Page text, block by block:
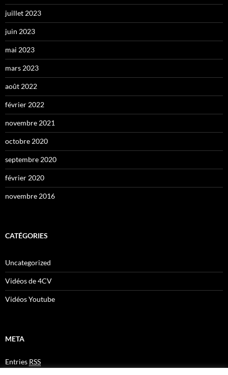
juillet 2023
juin 2023
mai 2023
mars 2023
août 2022
février 2022
novembre 2021
octobre 2020
septembre 2020
février 2020
novembre 2016
CATÉGORIES
Uncategorized
Vidéos de 4CV
Vidéos Youtube
META
Entries RSS
CommentsRSS